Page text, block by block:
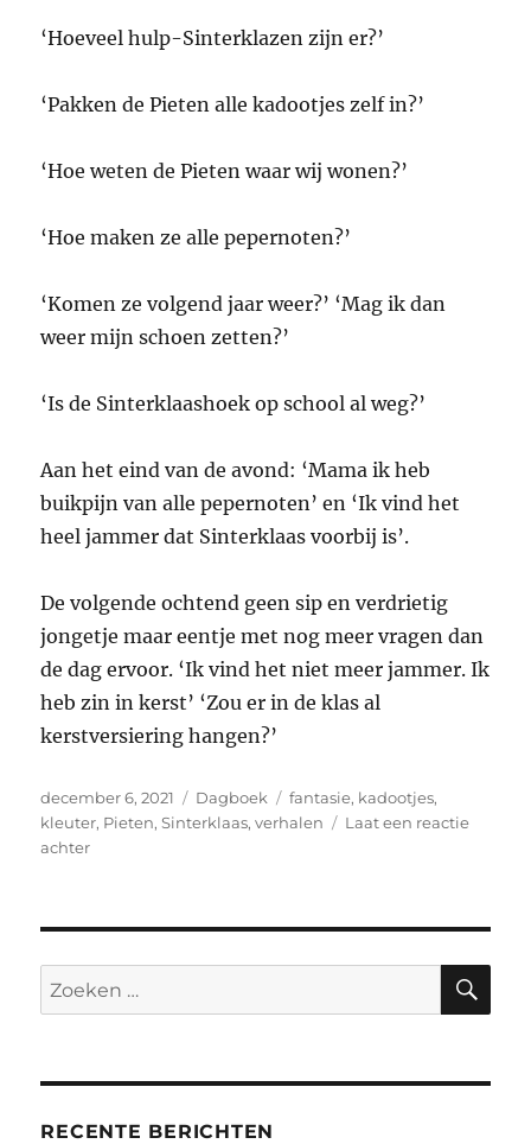
‘Hoeveel hulp-Sinterklazen zijn er?’
‘Pakken de Pieten alle kadootjes zelf in?’
‘Hoe weten de Pieten waar wij wonen?’
‘Hoe maken ze alle pepernoten?’
‘Komen ze volgend jaar weer?’ ‘Mag ik dan
weer mijn schoen zetten?’
‘Is de Sinterklaashoek op school al weg?’
Aan het eind van de avond: ‘Mama ik heb
buikpijn van alle pepernoten’ en ‘Ik vind het
heel jammer dat Sinterklaas voorbij is’.
De volgende ochtend geen sip en verdrietig
jongetje maar eentje met nog meer vragen dan
de dag ervoor. ‘Ik vind het niet meer jammer. Ik
heb zin in kerst’ ‘Zou er in de klas al
kerstversiering hangen?’
Geplaatst
op
december 6, 2021 Categorieën
Dagboek Tags
fantasie, kadootjes,
kleuter, Pieten,Sinterklaas,verhalen
Laat een reactie
achterop
onzichtbaar?’
Zoeken
naar:
RECENTE BERICHTEN